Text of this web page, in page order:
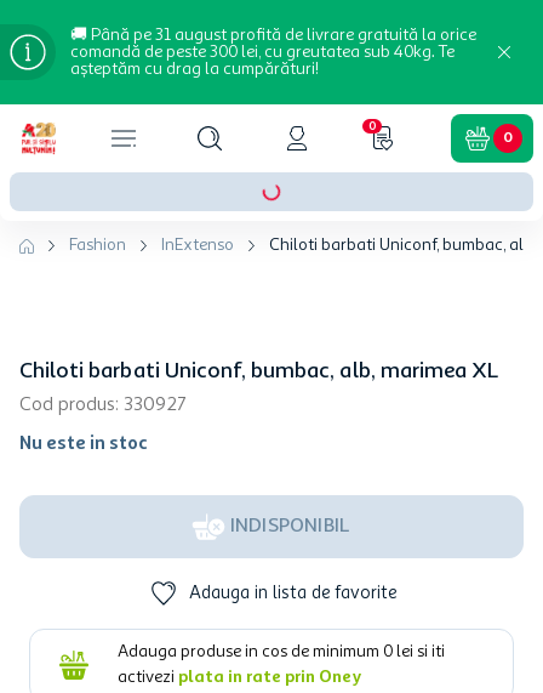
🚚 Până pe 31 august profită de livrare gratuită la orice
comandă de peste 300 lei, cu greutatea sub 40kg. Te
așteptăm cu drag la cumpărături!
0
0
Fashion InExtenso Chiloti barbati Uniconf, bumbac, alb,
Chiloti barbati Uniconf, bumbac, alb, marimea XL
Cod produs: 330927
Nu este in stoc
INDISPONIBIL
Adauga in lista de favorite
Adauga produse in cos de minimum 0 lei si iti
activezi plata in rate prin Oney